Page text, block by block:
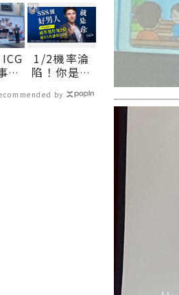
放
蓮
方
新
速
聞
的
競
鋒
1/2機率淪
陷！你是好
男？關鍵在
PR
by